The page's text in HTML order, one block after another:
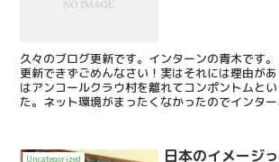
久々のブログ更新です。インターンの青木です
更新できずごめんなさい！実はそれには理由が
はアンコールクラウ村を離れてコンポントムと
た。ネット環境がまったくなかったのでインタ
Uncategorized 日本のイメージ